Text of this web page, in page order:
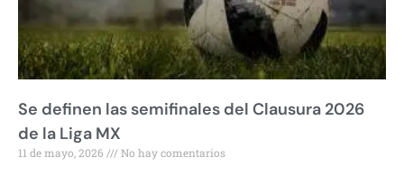
Se definen las semifinales del Clausura 2026
de la Liga MX
11 de mayo, 2026 No hay comentarios